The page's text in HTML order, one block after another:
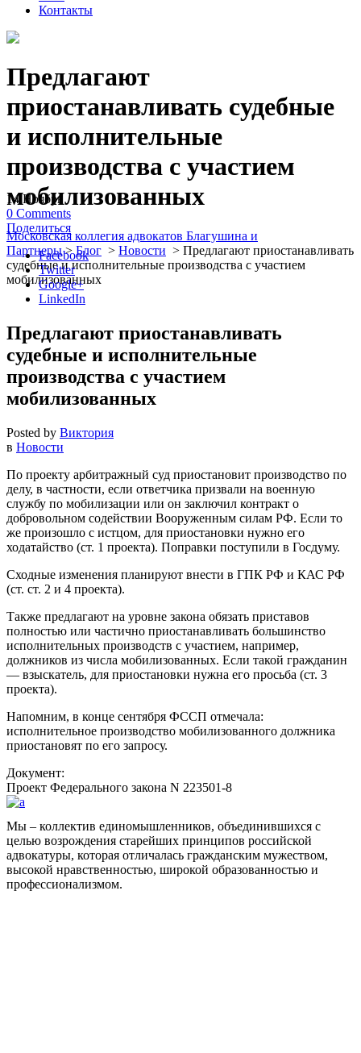
Контакты
Предлагают
приостанавливать судебные
и исполнительные
производства с участием
мобилизованных
Московская коллегия адвокатов Благушина и
Партнеры>Блог > Новости > Предлагают приостанавливать
судебные и исполнительные производства с участием
мобилизованных
14 Ноябрь
0 Comments
Поделиться
Facebook
Twitter
Google+
LinkedIn
Предлагают приостанавливать
судебные и исполнительные
производства с участием
мобилизованных
Posted by Виктория
в Новости
По проекту арбитражный суд приостановит производство по
делу, в частности, если ответчика призвали на военную
службу по мобилизации или он заключил контракт о
добровольном содействии Вооруженным силам РФ. Если то
же произошло с истцом, для приостановки нужно его
ходатайство (ст. 1 проекта). Поправки поступили в Госдуму.
Сходные изменения планируют внести в ГПК РФ и КАС РФ
(ст. ст. 2 и 4 проекта).
Также предлагают на уровне закона обязать приставов
полностью или частично приостанавливать большинство
исполнительных производств с участием, например,
должников из числа мобилизованных. Если такой гражданин
— взыскатель, для приостановки нужна его просьба (ст. 3
проекта).
Напомним, в конце сентября ФССП отмечала:
исполнительное производство мобилизованного должника
приостановят по его запросу.
Документ:
Проект Федерального закона N 223501-8
Мы – коллектив единомышленников, объединившихся с
целью возрождения старейших принципов российской
адвокатуры, которая отличалась гражданским мужеством,
высокой нравственностью, широкой образованностью и
профессионализмом.